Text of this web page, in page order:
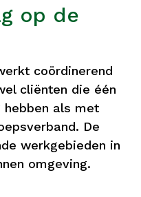
op de
coördinerend
cliënten die één
hebben als met
De
werkgebieden in
omgeving.